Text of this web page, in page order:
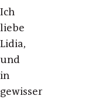
Ich
liebe
Lidia,
und
in
gewisser